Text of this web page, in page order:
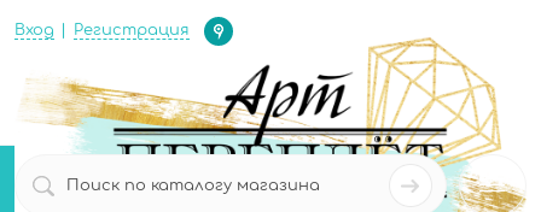
Вход Регистрация
Определение
0